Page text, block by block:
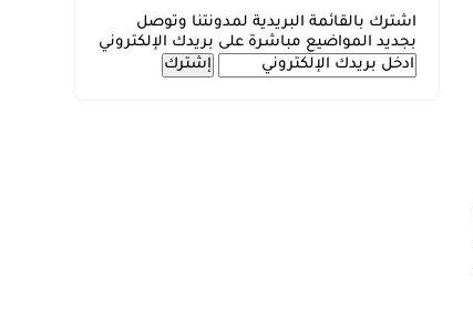
اشترك بالقائمة البريدية لمدونتنا وتوصل
بجديد المواضيع مباشرة على بريدك الإلكتروني